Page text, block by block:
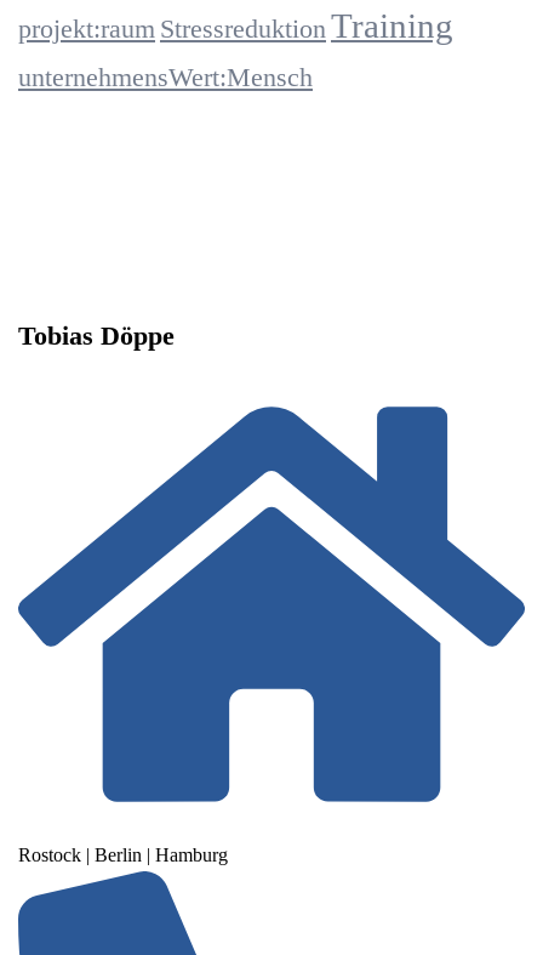
projekt:raum StressreduktionTraining
unternehmensWert:Mensch
Tobias Döppe
Rostock | Berlin | Hamburg